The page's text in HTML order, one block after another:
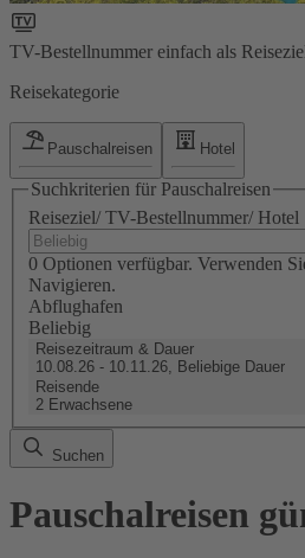
TV-Bestellnummer einfach als
Reisekategorie
Pauschalreisen Hotel
Suchkriterien für Pauschalreisen
Reiseziel/ TV-Bestellnummer/ Hotel
0 Optionen verfügbar. Verwenden
Navigieren.
Abflughafen
Beliebig
Reisezeitraum & Dauer
10.08.26 - 10.11.26, Beliebige Dauer
Reisende
2 Erwachsene
Suchen
Pauschalreisen